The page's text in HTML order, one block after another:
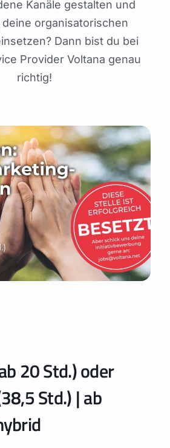
Mitgliederportal
Mitglied werden
Kanäle gestalten und
organisatorischen
Dann bist du bei
Provider Voltana genau
richtig!
20 Std.) oder
Std.) | ab